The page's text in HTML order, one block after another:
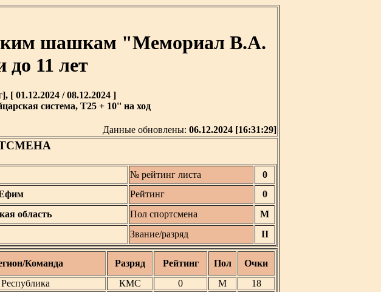
шашкам "Мемориал В.А.
11 лет
[ 01.12.2024 / 08.12.2024 ]
система, T25 + 10'' на ход
Данные обновлены: 06.12.2024 [16:31:29]
№ рейтинг листа
0
Рейтинг
0
область Пол спортсмена
М
Звание/разряд II
Команда Разряд Рейтинг Пол
Очки
КМС 0 М
18